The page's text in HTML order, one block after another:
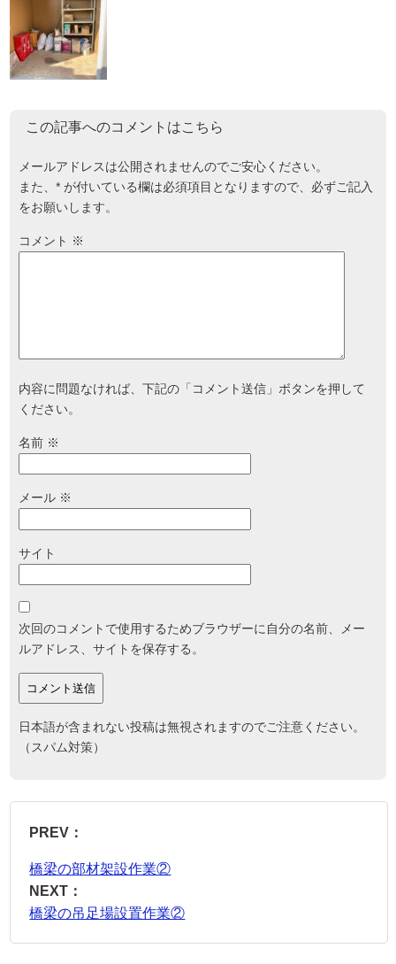
この記事へのコメントはこちら
メールアドレスは公開されませんのでご安心ください。
また、* が付いている欄は必須項目となりますので、必ずご記入
をお願いします。
コメント ※
内容に問題なければ、下記の「コメント送信」ボタンを押して
ください。
名前 ※
メール ※
サイト
次回のコメントで使用するためブラウザーに自分の名前、メー
ルアドレス、サイトを保存する。
日本語が含まれない投稿は無視されますのでご注意ください。
（スパム対策）
PREV：
橋梁の部材架設作業②
NEXT：
橋梁の吊足場設置作業②